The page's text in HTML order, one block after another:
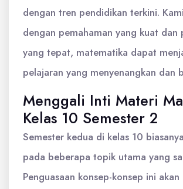
dengan tren pendidikan terkini.
dengan pemahaman yang kuat dan
yang tepat, matematika dapat
pelajaran yang menyenangkan dan
Menggali Inti Materi
Kelas 10 Semester 2
Semester kedua di kelas 10
pada beberapa topik utama yang
Penguasaan konsep-konsep ini akan